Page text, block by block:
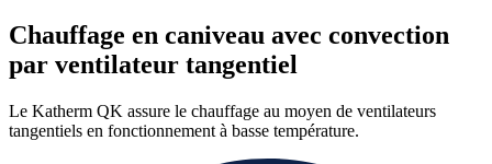
Chauffage en caniveau avec convection
par ventilateur tangentiel
Le Katherm QK assure le chauffage au moyen de ventilateurs
tangentiels en fonctionnement à basse température.